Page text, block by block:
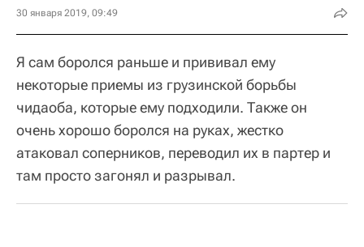
30 января 2019, 09:49
Я сам боролся раньше и прививал ему
некоторые приемы из грузинской борьбы
чидаоба, которые ему подходили. Также он
очень хорошо боролся на руках, жестко
атаковал соперников, переводил их в партер и
там просто загонял и разрывал.